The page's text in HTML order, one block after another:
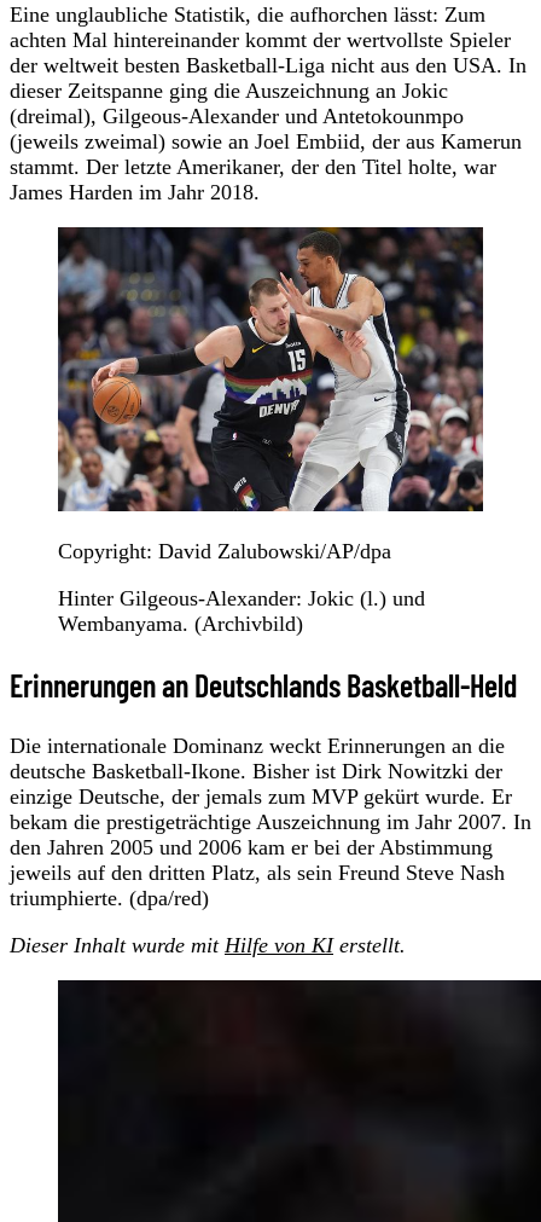
Eine unglaubliche Statistik, die aufhorchen lässt: Zum
achten Mal hintereinander kommt der wertvollste Spieler
der weltweit besten Basketball-Liga nicht aus den USA. In
dieser Zeitspanne ging die Auszeichnung an Jokic
(dreimal), Gilgeous-Alexander und Antetokounmpo
(jeweils zweimal) sowie an Joel Embiid, der aus Kamerun
stammt. Der letzte Amerikaner, der den Titel holte, war
James Harden im Jahr 2018.
Copyright: David Zalubowski/AP/dpa
Hinter Gilgeous-Alexander: Jokic (l.) und
Wembanyama. (Archivbild)
Erinnerungen an Deutschlands Basketball-Held
Die internationale Dominanz weckt Erinnerungen an die
deutsche Basketball-Ikone. Bisher ist Dirk Nowitzki der
einzige Deutsche, der jemals zum MVP gekürt wurde. Er
bekam die prestigeträchtige Auszeichnung im Jahr 2007. In
den Jahren 2005 und 2006 kam er bei der Abstimmung
jeweils auf den dritten Platz, als sein Freund Steve Nash
triumphierte. (dpa/red)
Dieser Inhalt wurde mit Hilfe von KIerstellt.